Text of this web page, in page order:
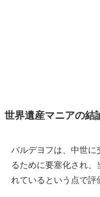
世界遺産マニアの結
バルデヨフは、中世に
るために要塞化され、
れているという点で評